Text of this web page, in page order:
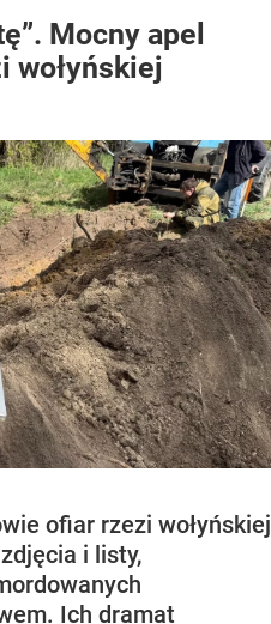
Mocny apel
wołyńskiej
ofiar rzezi wołyńskiej
i listy,
Ich dramat